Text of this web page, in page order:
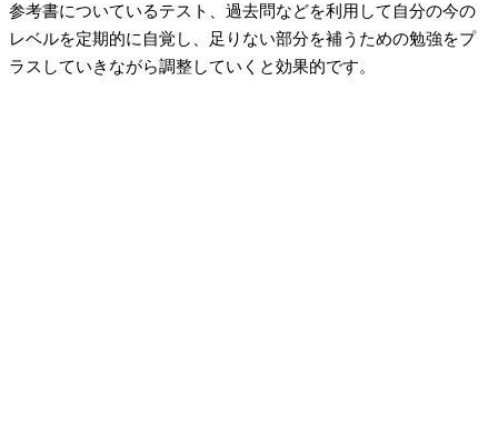
参考書についているテスト、過去問などを利用して自分の今の
レベルを定期的に自覚し、足りない部分を補うための勉強をプ
ラスしていきながら調整していくと効果的です。